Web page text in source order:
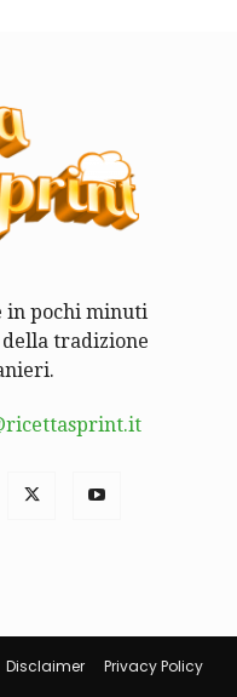
in pochi minuti
tradizione
Disclaimer Privacy Policy